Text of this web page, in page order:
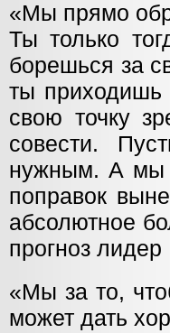
«Мы прямо
Ты только
борешься за
ты приходишь
свою точку
совести.
нужным. А мы
поправок
абсолютное
прогноз
«Мы за то,
может дать